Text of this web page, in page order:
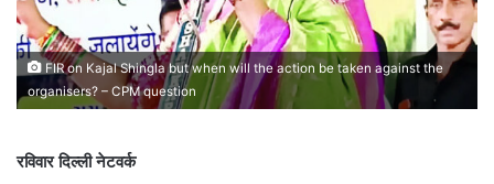
FIR on Kajal Shingla but when will the action be taken against the
organisers? – CPM question
रविवार दिल्ली नेटवर्क